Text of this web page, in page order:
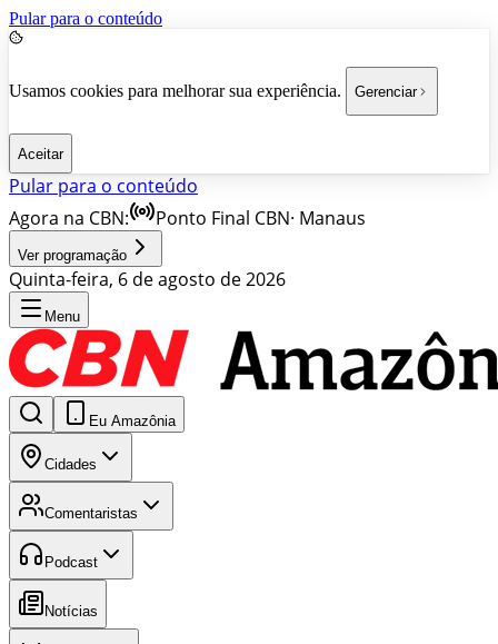
Pular para o conteúdo
Usamos cookies para melhorar sua experiência. Gerenciar
Aceitar
Pular para o conteúdo
Agora na CBN:
Ponto Final CBN· Manaus
Ver programação
Quinta-feira, 6 de agosto de 2026
Menu
Eu Amazônia
Cidades
Comentaristas
Podcast
Notícias